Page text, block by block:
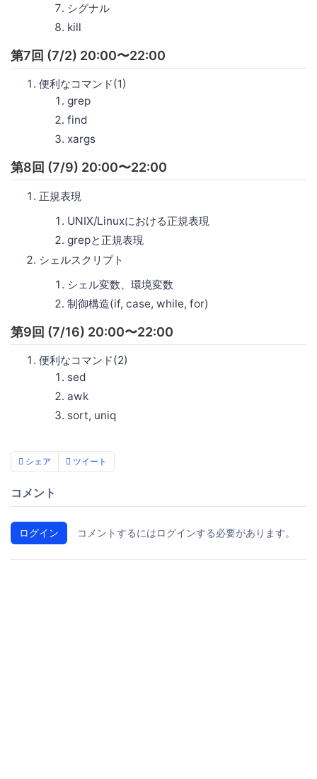
シグナル
kill
第7回 (7/2) 20:00〜22:00
便利なコマンド(1)
grep
find
xargs
第8回 (7/9) 20:00〜22:00
正規表現
UNIX/Linuxにおける正規表現
grepと正規表現
シェルスクリプト
シェル変数、環境変数
制御構造(if, case, while, for)
第9回 (7/16) 20:00〜22:00
便利なコマンド(2)
sed
awk
sort, uniq
シェア ツイート
コメント
ログイン コメントするにはログインする必要があります。